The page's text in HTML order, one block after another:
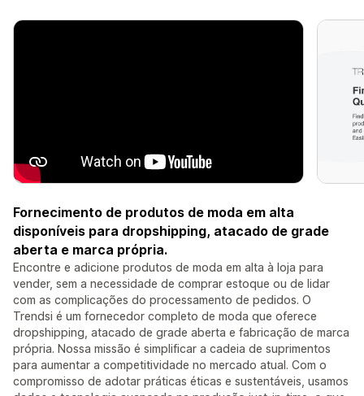
Fornecimento de produtos de moda em alta
disponíveis para dropshipping, atacado de grade
aberta e marca própria.
Encontre e adicione produtos de moda em alta à loja para
vender, sem a necessidade de comprar estoque ou de lidar
com as complicações do processamento de pedidos. O
Trendsi é um fornecedor completo de moda que oferece
dropshipping, atacado de grade aberta e fabricação de marca
própria. Nossa missão é simplificar a cadeia de suprimentos
para aumentar a competitividade no mercado atual. Com o
compromisso de adotar práticas éticas e sustentáveis, usamos